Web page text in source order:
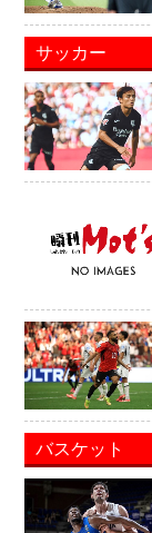
サッカー
バスケット